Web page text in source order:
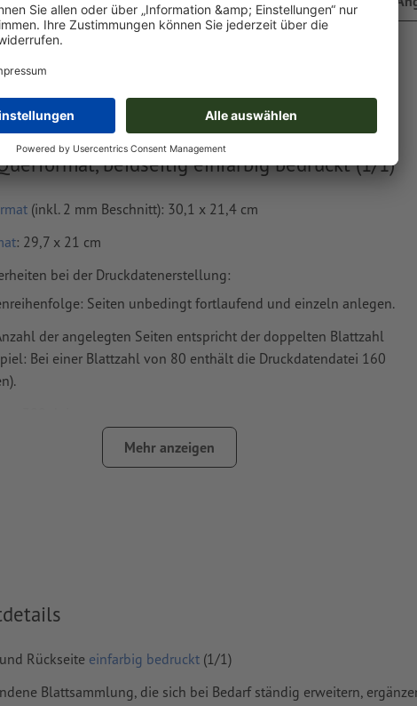
netto inkl. 20% MwSt.
Mo, 17. Aug.
2 kg
Loseblattsammlungen, A4, 29,7 x
beidseitig einfarbig bedruckt (1/1)
(inkl. 2 mm Beschnitt): 30,1 x 21,4 cm
: 29,7 x 21 cm
bei der Druckdatenerstellung:
Seiten unbedingt fortlaufend und einzeln anlegen.
der angelegten Seiten entspricht der doppelten Blattzahl
Bei einer Blattzahl von 80 enthält die Druckdatendatei 160
anlegen, wichtige Informationen mit mind. 4
zum Endformat
und Satzfehler
Mehr anzeigen
Rückseite einfarbig bedruckt (1/1)
Blattsammlung, die sich bei Bedarf ständig erweitern,